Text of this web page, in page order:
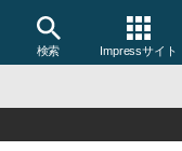
検索 Impressサイト